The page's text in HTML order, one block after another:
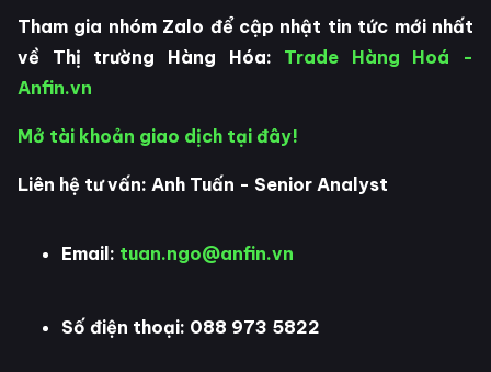
Tham gia nhóm Zalo để cập nhật tin tức mới nhất
về Thị trường Hàng Hóa: Trade Hàng Hoá -
Anfin.vn
Mở tài khoản giao dịch tại đây!
Liên hệ tư vấn: Anh Tuấn - Senior Analyst
Email: tuan.ngo@anfin.vn
Số điện thoại: 088 973 5822